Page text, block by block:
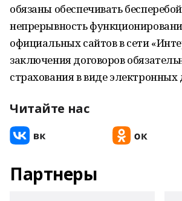
обязаны обеспечивать
непрерывность
официальных сайтов в сети
заключения договоров
страхования в виде электронных
Читайте нас
Партнеры